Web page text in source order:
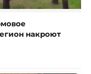
накроют